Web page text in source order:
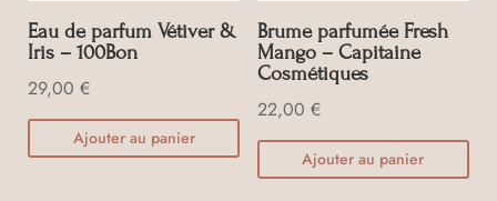
Eau de parfum Vétiver &
Iris – 100Bon
29,00 €
Ajouter au panier
Brume parfumée Fresh
Mango – Capitaine
Cosmétiques
22,00 €
Ajouter au panier